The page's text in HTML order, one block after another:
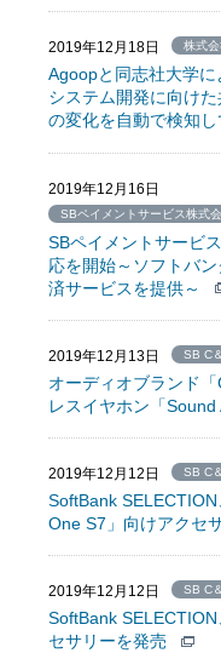
2019年12月18日 株式
Agoopと同志社大学
システム開発に向け
の変化を自動で検知
2019年12月16日
SBペイメントサービス株式
SBペイメントサービ
応を開始～ソフトバ
済サービスを提供～
2019年12月13日 SB C
オーディオブランド
レスイヤホン「
2019年12月12日 SB C
SoftBank
One S7」向けアクセ
2019年12月12日 SB C
SoftBank
セサリーを発売